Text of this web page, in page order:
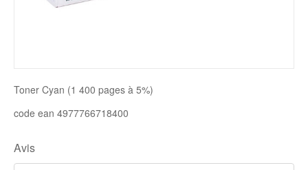
Disque SSD
Toner Cyan (1 400 pages à 5%)
code ean 4977766718400
Avis